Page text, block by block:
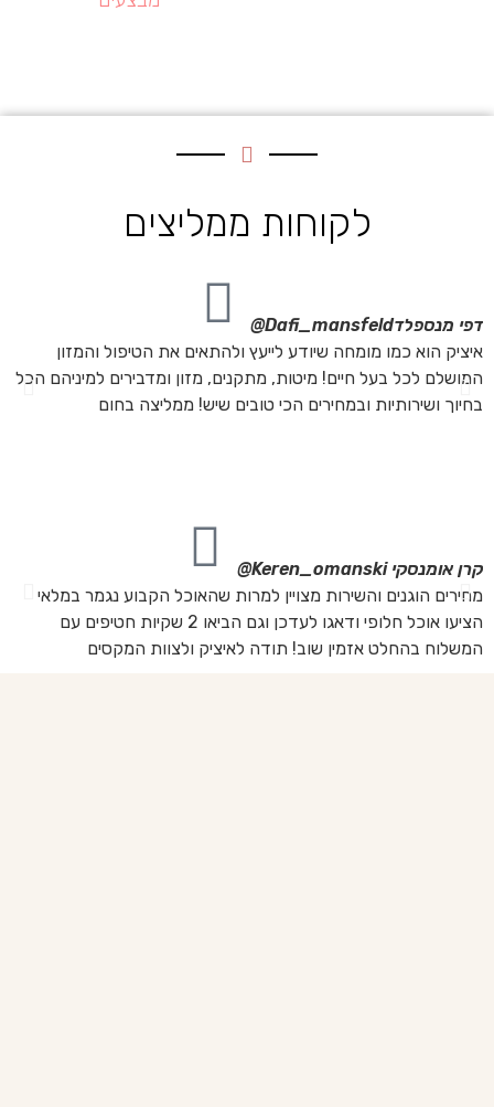
לקוחות ממליצים
דפי מנספלדDafi_mansfeld@
איציק הוא כמו מומחה שיודע לייעץ ולהתאים את הטיפול והמזון
המושלם לכל בעל חיים! מיטות, מתקנים, מזון ומדבירים למיניהם הכל
בחיוך ושירותיות ובמחירים הכי טובים שיש! ממליצה בחום
קרן אומנסקיKeren_omanski@
מחירים הוגנים והשירות מצויין למרות שהאוכל הקבוע נגמר במלאי
הציעו אוכל חלופי ודאגו לעדכן וגם הביאו 2 שקיות חטיפים עם
המשלוח בהחלט אזמין שוב! תודה לאיציק ולצוות המקסים